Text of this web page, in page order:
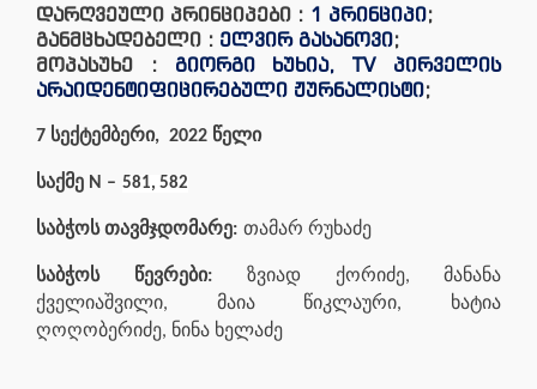
დარღვეული პრინციპები : 1 პრინციპი;
განმცხადებელი : ელვირ გასანოვი;
მოპასუხე : გიორგი ხუხია, TV პირველის
არაიდენტიფიცირებული ჟურნალისტი;
7 სექტემბერი, 2022 წელი
საქმე N – 581, 582
საბჭოს თავმჯდომარე: თამარ რუხაძე
საბჭოს წევრები:
ზვიად ქორიძე, მანანა
ქველიაშვილი, მაია წიკლაური, ხატია
ღოღობერიძე, ნინა ხელაძე